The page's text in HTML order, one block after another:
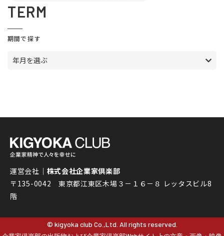
TERM
期間で探す
年月を選ぶ
運営会社｜ 株式会社企業家倶楽部
〒135-0042 東京都江東区木場３－１６－８ レッタスビル8
階
© kigyoka club Co.,Ltd. All rights reserved.